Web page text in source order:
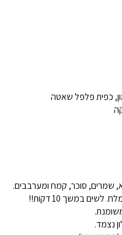
כפית פלפל שאטה
שמרים, סוכר, קמח ומערבבים.
במשך 10 דקות!!
נצמד.